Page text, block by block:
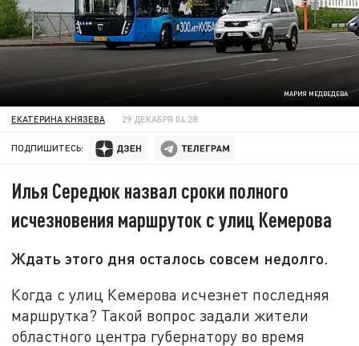
МАРИЯ МЕДВЕДЕВА
ЕКАТЕРИНА КНЯЗЕВА 29 ДЕКАБРЯ 04:28
ПОДПИШИТЕСЬ:
Илья Середюк назвал сроки полного
исчезновения маршруток с улиц Кемерова
Ждать этого дня осталось совсем недолго.
Когда с улиц Кемерова исчезнет последняя
маршрутка? Такой вопрос задали жители
областного центра губернатору во время